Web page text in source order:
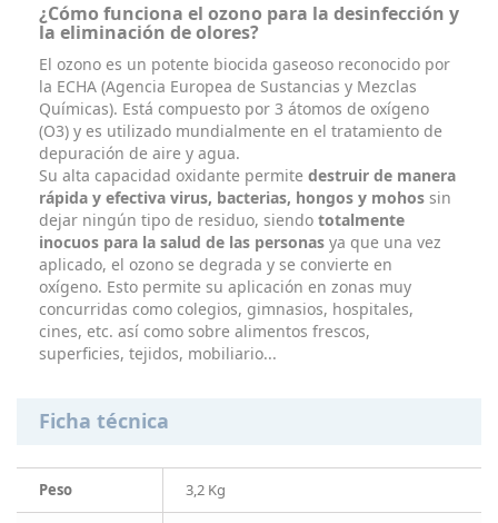
¿Cómo funciona el ozono para la desinfección y
la eliminación de olores?
El ozono es un potente biocida gaseoso reconocido por
la ECHA (Agencia Europea de Sustancias y Mezclas
Químicas). Está compuesto por 3 átomos de oxígeno
(O3) y es utilizado mundialmente en el tratamiento de
depuración de aire y agua.
Su alta capacidad oxidante permite destruir de manera
rápida y efectiva virus, bacterias, hongos y mohos sin
dejar ningún tipo de residuo, siendo totalmente
inocuos para la salud de las personas ya que una vez
aplicado, el ozono se degrada y se convierte en
oxígeno. Esto permite su aplicación en zonas muy
concurridas como colegios, gimnasios, hospitales,
cines, etc. así como sobre alimentos frescos,
superficies, tejidos, mobiliario...
Ficha técnica
Peso 3,2 Kg